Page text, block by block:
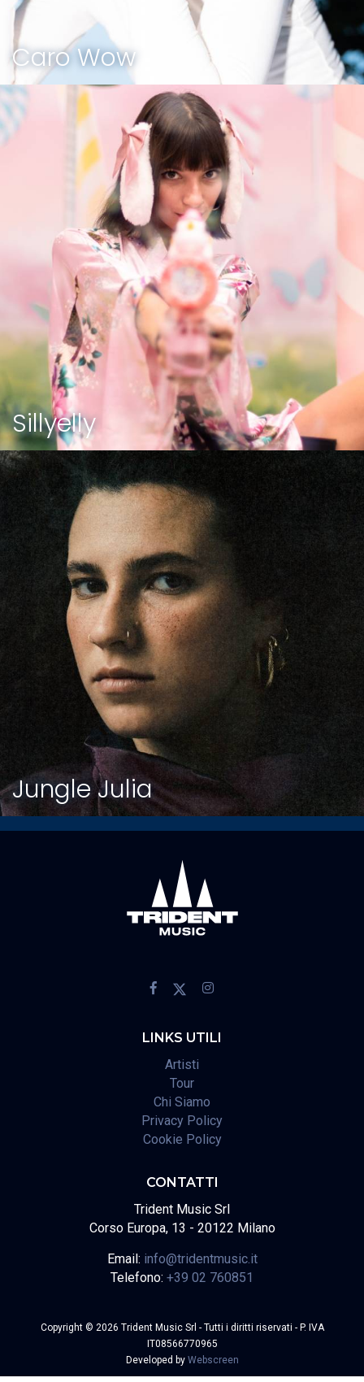
Caro Wow
Sillyelly
Jungle Julia
LINKS UTILI
Artisti
Tour
Chi Siamo
Privacy Policy
Cookie Policy
CONTATTI
Trident Music Srl
Corso Europa, 13 - 20122 Milano
Email: info@tridentmusic.it
Telefono: +39 02 760851
Copyright © 2026 Trident Music Srl - Tutti i diritti riservati - P. IVA
IT08566770965
Developed by Webscreen